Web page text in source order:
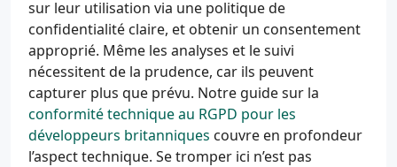
sur leur utilisation via une politique de
confidentialité claire, et obtenir un consentement
approprié. Même les analyses et le suivi
nécessitent de la prudence, car ils peuvent
capturer plus que prévu. Notre guide sur la
conformité technique au RGPD pour les
développeurs britanniques couvre en profondeur
l’aspect technique. Se tromper ici n’est pas